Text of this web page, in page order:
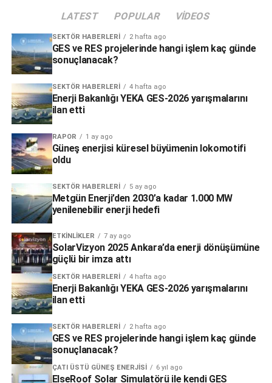
LATEST POPULAR VIDEOS
SEKTÖR HABERLERI 2 hafta ago
GES ve RES projelerinde hangi işlem kaç günde
sonuçlanacak?
SEKTÖR HABERLERI 4 hafta ago
Enerji Bakanlığı YEKA GES-2026 yarışmalarını
ilan etti
RAPOR 1 ay ago
Güneş enerjisi küresel büyümenin lokomotifi
oldu
SEKTÖR HABERLERI 5 ay ago
Metgün Enerji’den 2030’a kadar 1.000 MW
yenilenebilir enerji hedefi
ETKINLIKLER 7 ay ago
SolarVizyon 2025 Ankara’da enerji dönüşümüne
güçlü bir imza attı
SEKTÖR HABERLERI 4 hafta ago
Enerji Bakanlığı YEKA GES-2026 yarışmalarını
ilan etti
SEKTÖR HABERLERI 2 hafta ago
GES ve RES projelerinde hangi işlem kaç günde
sonuçlanacak?
ÇATI ÜSTÜ GÜNEŞ ENERJISI 6 yıl ago
ElseRoof Solar Simulatörü ile kendi GES